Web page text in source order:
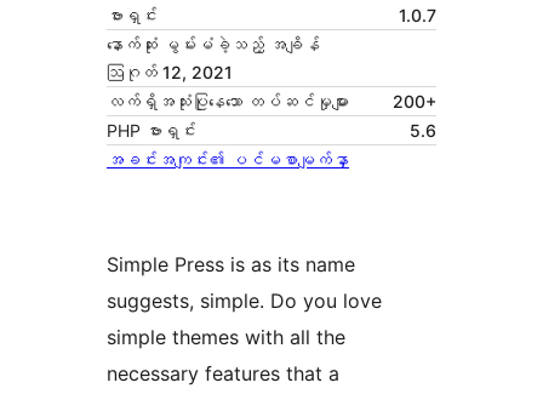
ဗားရှင်း
1.0.7
နောက်ဆုံး မွမ်းမံခဲ့သည့် အချိန်
ဩဂုတ် 12, 2021
လက်ရှိအသုံးပြုနေသော တပ်ဆင်မှုများ
200+
PHP ဗားရှင်း
5.6
အခင်းအကျင်း၏ ပင်မစာမျက်နှာ
Simple Press is as its name
suggests, simple. Do you love
simple themes with all the
necessary features that a